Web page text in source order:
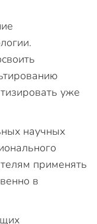
уже
научных
применять
в